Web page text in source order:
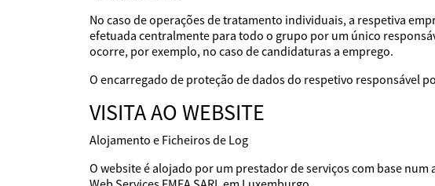
No caso de operações de tratamento individuais, a respetiva
efetuada centralmente para todo o grupo por um único
ocorre, por exemplo, no caso de candidaturas a emprego.
O encarregado de proteção de dados do respetivo responsável
VISITA AO WEBSITE
Alojamento e Ficheiros de Log
O website é alojado por um prestador de serviços com base